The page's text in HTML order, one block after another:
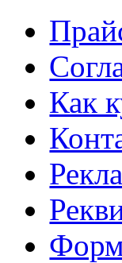
Как